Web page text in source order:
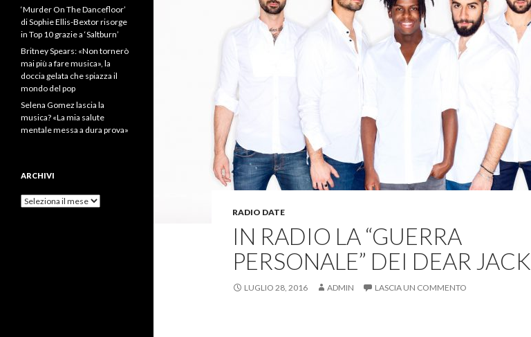
RADIO DATE
IN RADIO LA “GUERRA
PERSONALE” DEI DEAR JACK
LUGLIO 28, 2016 ADMIN LASCIA UN COMMENTO
‘Murder On The Dancefloor’
di Sophie Ellis-Bextor risorge
in Top 10 grazie a ‘Saltburn’
Britney Spears: «Non tornerò
mai più a fare musica», la
doccia gelata che spiazza il
mondo del pop
Selena Gomez lascia la
musica? «La mia salute
mentale messa a dura prova»
ARCHIVI
Archivi